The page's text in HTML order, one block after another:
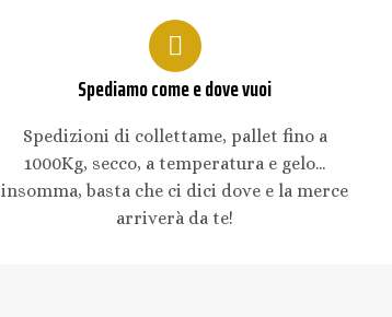
Spediamo come e dove vuoi
Spedizioni di collettame, pallet fino a
1000Kg, secco, a temperatura e gelo...
insomma, basta che ci dici dove e la merce
arriverà da te!